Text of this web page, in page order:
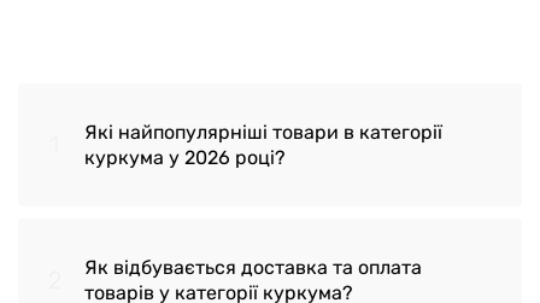
Які найпопулярніші товари в категорії
куркума у 2026 році?
Куркума з чорним перцем Turmeric
Як відбувається доставка та оплата
товарів у категорії куркума?